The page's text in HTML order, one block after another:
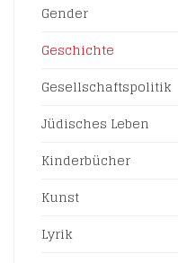
Gender
Geschichte
Gesellschaftspolitik
Jüdisches Leben
Kinderbücher
Kunst
Lyrik